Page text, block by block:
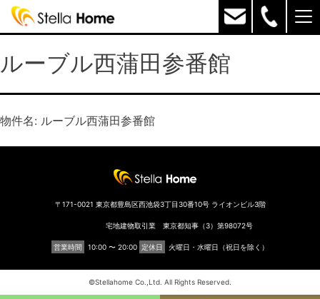
ルーブル西蒲田参番館
物件名: ルーブル西蒲田参番館
〒171-0021 東京都豊島区西池袋3丁目30番10号 ライオンビル3階
宅地建物取引業 東京都知事（3）第98072号
営業時間 10:00 〜 20:00 定休日 火曜日・水曜日（祝日を除く）
©︎Stellahome Co.,Ltd. All Rights Reserved.